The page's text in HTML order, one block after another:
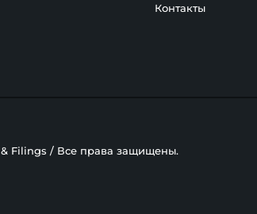
Контакты
& Filings / Все права защищены.